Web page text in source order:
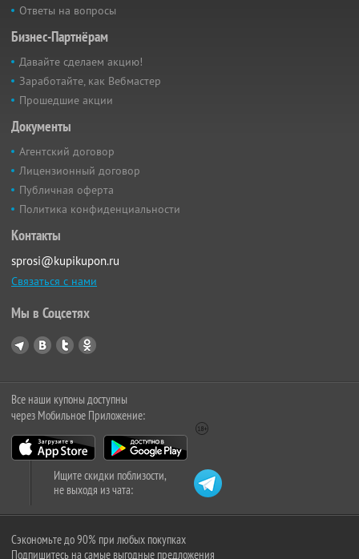
Ответы на вопросы
Бизнес-Партнёрам
Давайте сделаем акцию!
Заработайте, как Вебмастер
Прошедшие акции
Документы
Агентский договор
Лицензионный договор
Публичная оферта
Политика конфиденциальности
Контакты
sprosi@kupikupon.ru
Связаться с нами
Мы в Соцсетях
Все наши купоны доступны
через Мобильное Приложение:
Ищите скидки поблизости,
не выходя из чата:
Сэкономьте до 90% при любых покупках
Подпишитесь на самые выгодные предложения